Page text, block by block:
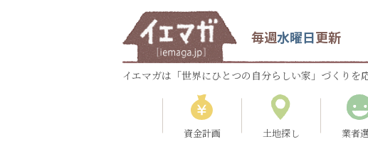
毎週水曜日更新
イエマガは「世界にひとつの自分らしい家」づくりを
資金計画 土地探し 業者